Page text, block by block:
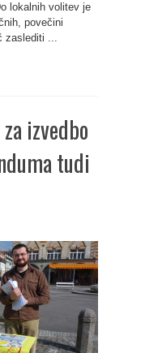
lokalnih volitev je
povečini
zaslediti ...
izvedbo
tudi